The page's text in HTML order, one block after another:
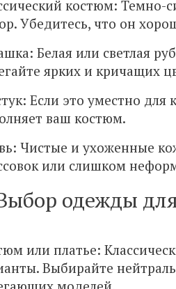
костюм: Темно-
Убедитесь, что он
Белая или светлая
ярких и кричащих
Если это уместно
ваш костюм.
Чистые и ухоженные
или слишком
одежды
или платье:
Выбирайте